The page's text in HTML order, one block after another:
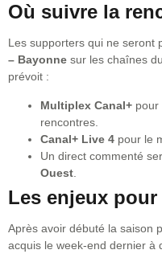
Où suivre la
Les supporters qui ne seront
– Bayonne sur les chaînes
prévoit :
Multiplex Canal+ pour
rencontres.
Canal+ Live 4 pour le
Un direct commenté
Ouest
Les enjeux
Après avoir débuté la saison
acquis le week-end dernier à